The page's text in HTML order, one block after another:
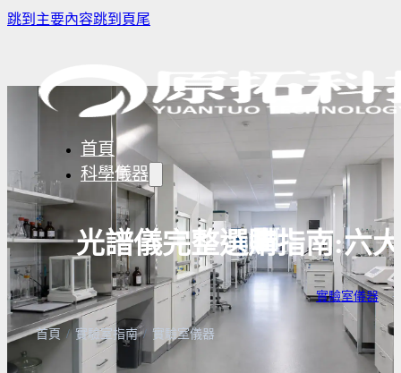
跳到主要內容跳到頁尾
首頁
科學儀器
儀
備
樣品濃縮/乾燥前處理設備
微量分注吸管pipette
實驗室攪拌器 | 振盪機
實驗室過濾設備
實驗室冰箱 / 冷凍櫃
培養箱
高溫爐
生物安全
高壓滅菌
實驗室
真空幫浦
光譜儀完整選購指南:六
實驗室儀器·
首頁 / 實驗室指南 / 實驗室儀器